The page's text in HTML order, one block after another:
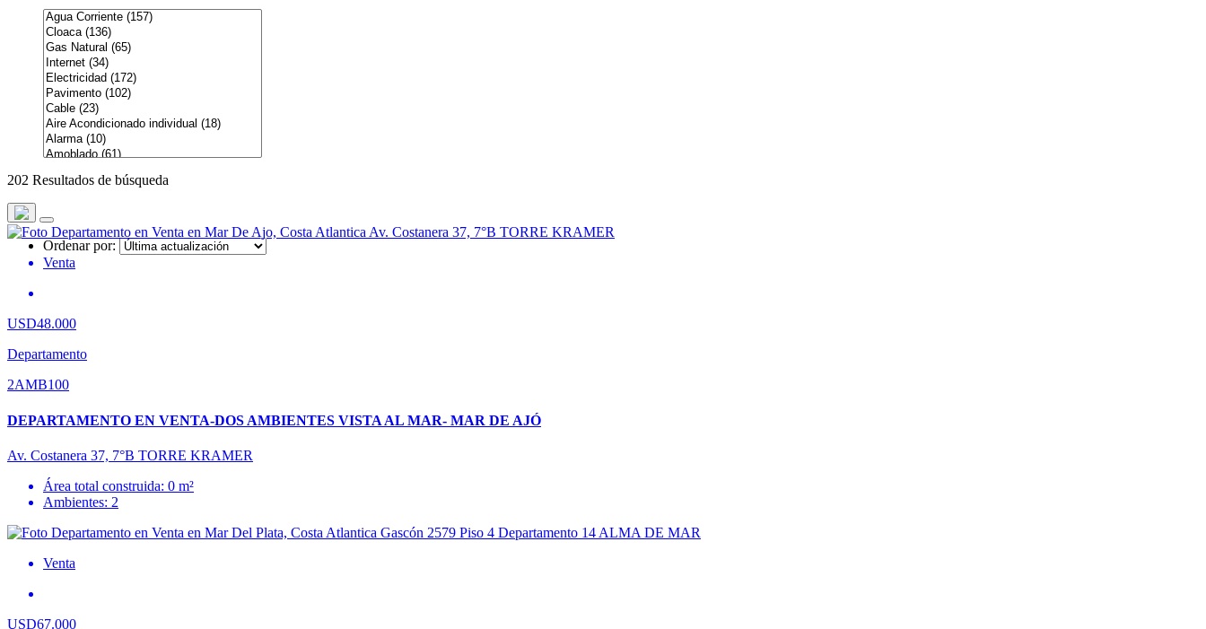
202 Resultados de búsqueda
Ordenar por:
Venta
USD48.000
Departamento
2AMB100
DEPARTAMENTO EN VENTA-DOS AMBIENTES VISTA AL MAR- MAR DE AJÓ
Av. Costanera 37, 7°B TORRE KRAMER
Área total construida: 0 m²
Ambientes: 2
Venta
USD67.000